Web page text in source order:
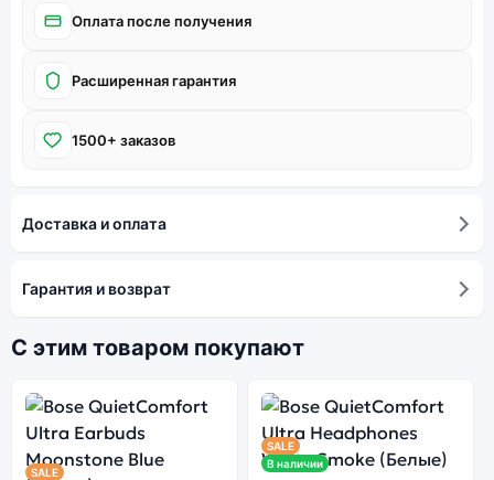
Оплата после получения
Расширенная гарантия
1500+ заказов
Доставка и оплата
Гарантия и возврат
С этим товаром покупают
SALE
SALE
В наличии